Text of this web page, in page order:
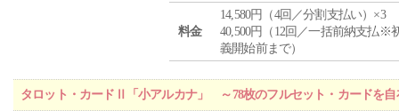
料金
14,580円（4回／分割支払い）×3
40,500円（12回／一括前納支払※
義開始前まで）
タロット・カードⅡ「小アルカナ」 ～78枚のフルセット・カードを自